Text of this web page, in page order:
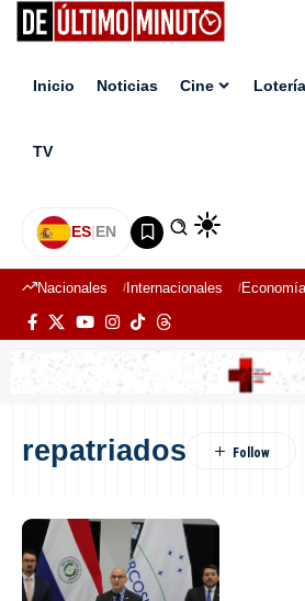
Inicio Noticias Cine
TV
ES|EN
Nacionales Internacionales Economía
repatriados